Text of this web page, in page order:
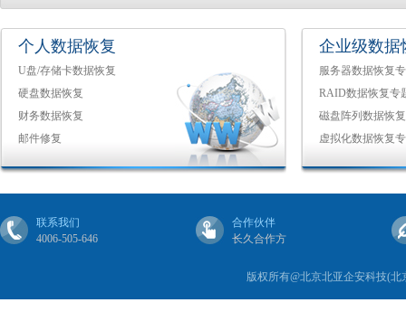
个人数据恢复
U盘/存储卡数据恢复
硬盘数据恢复
财务数据恢复
邮件修复
企业级数据
服务器数据恢复
RAID数据恢复专
磁盘阵列数据恢
虚拟化数据恢复
联系我们
4006-505-646
合作伙伴
长久合作方
版权所有@北京北亚企安科技(北